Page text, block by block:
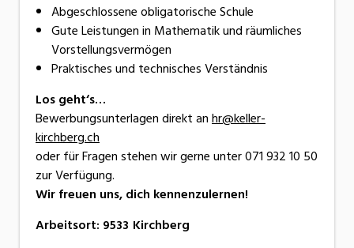
Abgeschlossene obligatorische Schule
Gute Leistungen in Mathematik und räumliches
Vorstellungsvermögen
Praktisches und technisches Verständnis
Los geht‘s…
Bewerbungsunterlagen direkt anhr@keller-
kirchberg.ch
oder für Fragen stehen wir gerne unter 071 932 10 50
zur Verfügung.
Wir freuen uns, dich kennenzulernen!
Arbeitsort: 9533 Kirchberg